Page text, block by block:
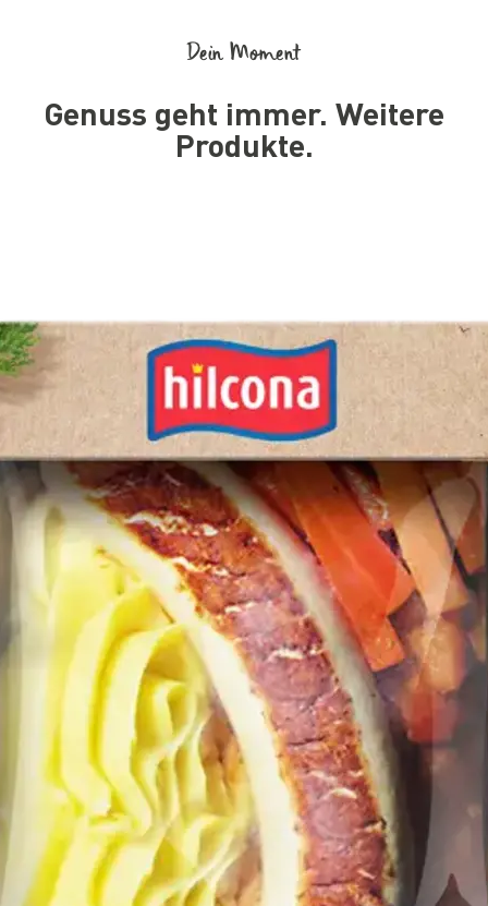
Dein Moment
Genuss geht immer. Weitere
Produkte.